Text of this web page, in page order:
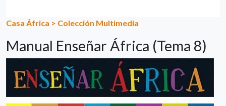
Casa África > Colección Multimedia
Manual Enseñar África (Tema 8)